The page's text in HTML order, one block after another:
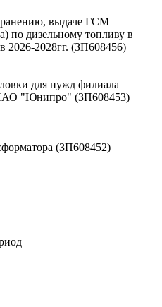
выдаче ГСМ
по дизельному топливу в
2026-2028гг. (ЗП608456)
для нужд филиала
"Юнипро" (ЗП608453)
(ЗП608452)